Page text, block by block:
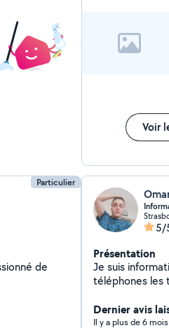
Voir
Particulier
de
5/
Présentation
Je suis
téléphones les
Dernier avis
Il y a plus de 6 mois